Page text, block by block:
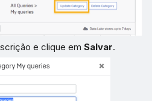
e clique emSalvar.